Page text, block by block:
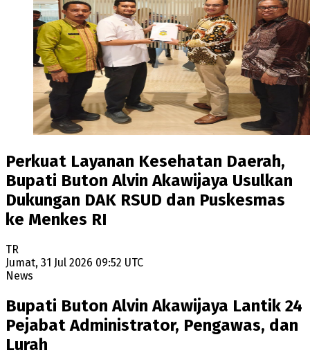
Perkuat Layanan Kesehatan Daerah,
Bupati Buton Alvin Akawijaya Usulkan
Dukungan DAK RSUD dan Puskesmas
ke Menkes RI
TR
Jumat, 31 Jul 2026 09:52 UTC
News
Bupati Buton Alvin Akawijaya Lantik 24
Pejabat Administrator, Pengawas, dan
Lurah